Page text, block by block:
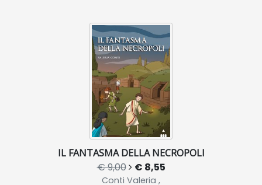
IL FANTASMA DELLA NECROPOLI
€ 9,00 € 8,55
Conti Valeria ,